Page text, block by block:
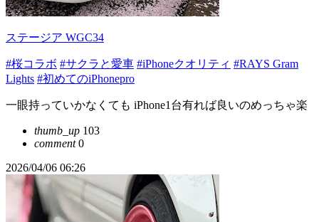
ステージア WGC34
#桜コラボ #サクラと愛車 #iPhoneクオリティ #RAYS Gram
Lights #初めてのiPhonepro
一眼持っていかなくても iPhone1台有れば良いのめっちゃ楽
thumb_up 103
comment0
2026/04/06 06:26